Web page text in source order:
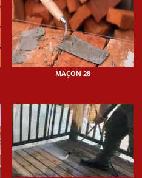
MAÇON 28